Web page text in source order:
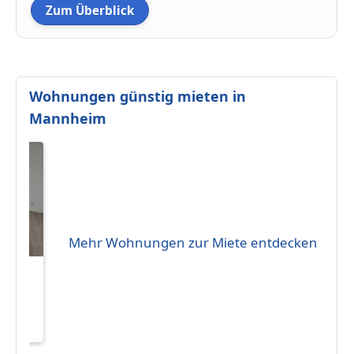
Zum Überblick
Wohnungen günstig mieten in
Mannheim
Mehr Wohnungen zur Miete entdecken